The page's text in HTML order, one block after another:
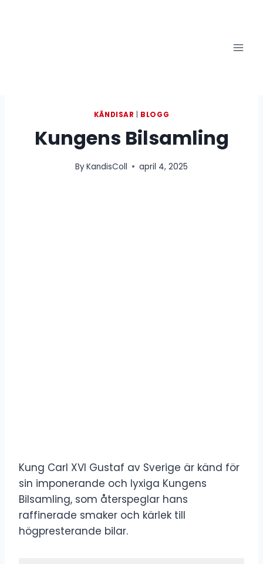
KÄNDISAR BLOGG
Kungens Bilsamling
ByKandisColl april 4, 2025
Kung Carl XVI Gustaf av Sverige är känd för
sin imponerande och lyxiga Kungens
Bilsamling, som återspeglar hans
raffinerade smaker och kärlek till
högpresterande bilar.